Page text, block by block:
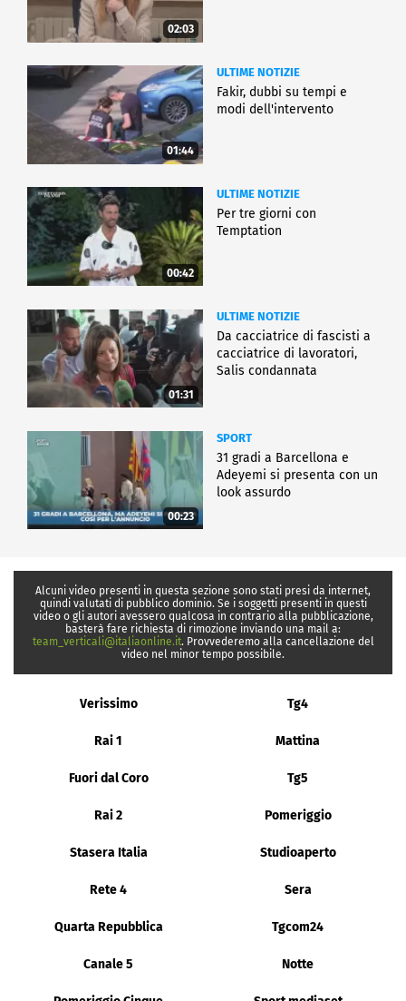
02:03
01:44
ULTIME NOTIZIE
Fakir, dubbi su tempi e
modi dell'intervento
00:42
ULTIME NOTIZIE
Per tre giorni con
Temptation
01:31
ULTIME NOTIZIE
Da cacciatrice di fascisti a
cacciatrice di lavoratori,
Salis condannata
00:23
SPORT
31 gradi a Barcellona e
Adeyemi si presenta con un
look assurdo
Alcuni video presenti in questa sezione sono stati presi da internet,
quindi valutati di pubblico dominio. Se i soggetti presenti in questi
video o gli autori avessero qualcosa in contrario alla pubblicazione,
basterà fare richiesta di rimozione inviando una mail a:
team_verticali@italiaonline.it. Provvederemo alla cancellazione del
video nel minor tempo possibile.
Verissimo Tg4
Rai 1 Mattina
Fuori dal Coro Tg5
Rai 2 Pomeriggio
Stasera Italia Studioaperto
Rete 4 Sera
Quarta Repubblica Tgcom24
Canale 5 Notte